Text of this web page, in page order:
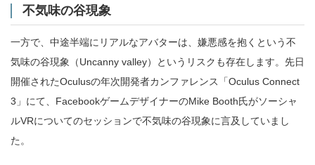
不気味の谷現象
一方で、中途半端にリアルなアバターは、嫌悪感を抱くという不
気味の谷現象（Uncanny valley）というリスクも存在します。先日
開催されたOculusの年次開発者カンファレンス「Oculus Connect
3」にて、FacebookゲームデザイナーのMike Booth氏がソーシャ
ルVRについてのセッションで不気味の谷現象に言及していまし
た。